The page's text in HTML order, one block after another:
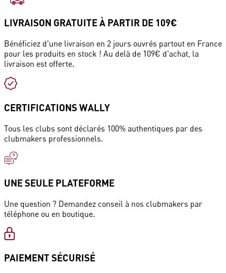
LIVRAISON GRATUITE À PARTIR DE 109€
Bénéficiez d'une livraison en 2 jours ouvrés partout en France
pour les produits en stock ! Au delà de 109€ d'achat, la
livraison est offerte.
CERTIFICATIONS WALLY
Tous les clubs sont déclarés 100% authentiques par des
clubmakers professionnels.
UNE SEULE PLATEFORME
Une question ? Demandez conseil à nos clubmakers par
téléphone ou en boutique.
PAIEMENT SÉCURISÉ